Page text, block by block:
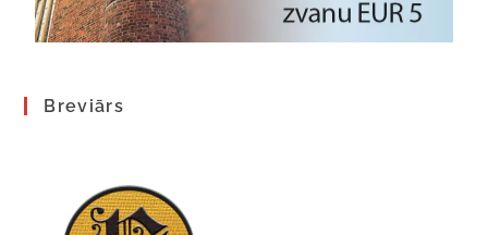
Breviārs